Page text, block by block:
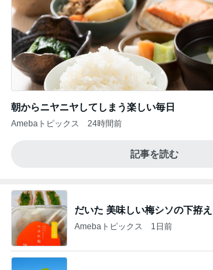
朝からニヤニヤしてしまう楽しい毎日
Amebaトピックス 24時間前
記事を読む
だいた 美味しい梅シソの下拵え
Amebaトピックス 1日前